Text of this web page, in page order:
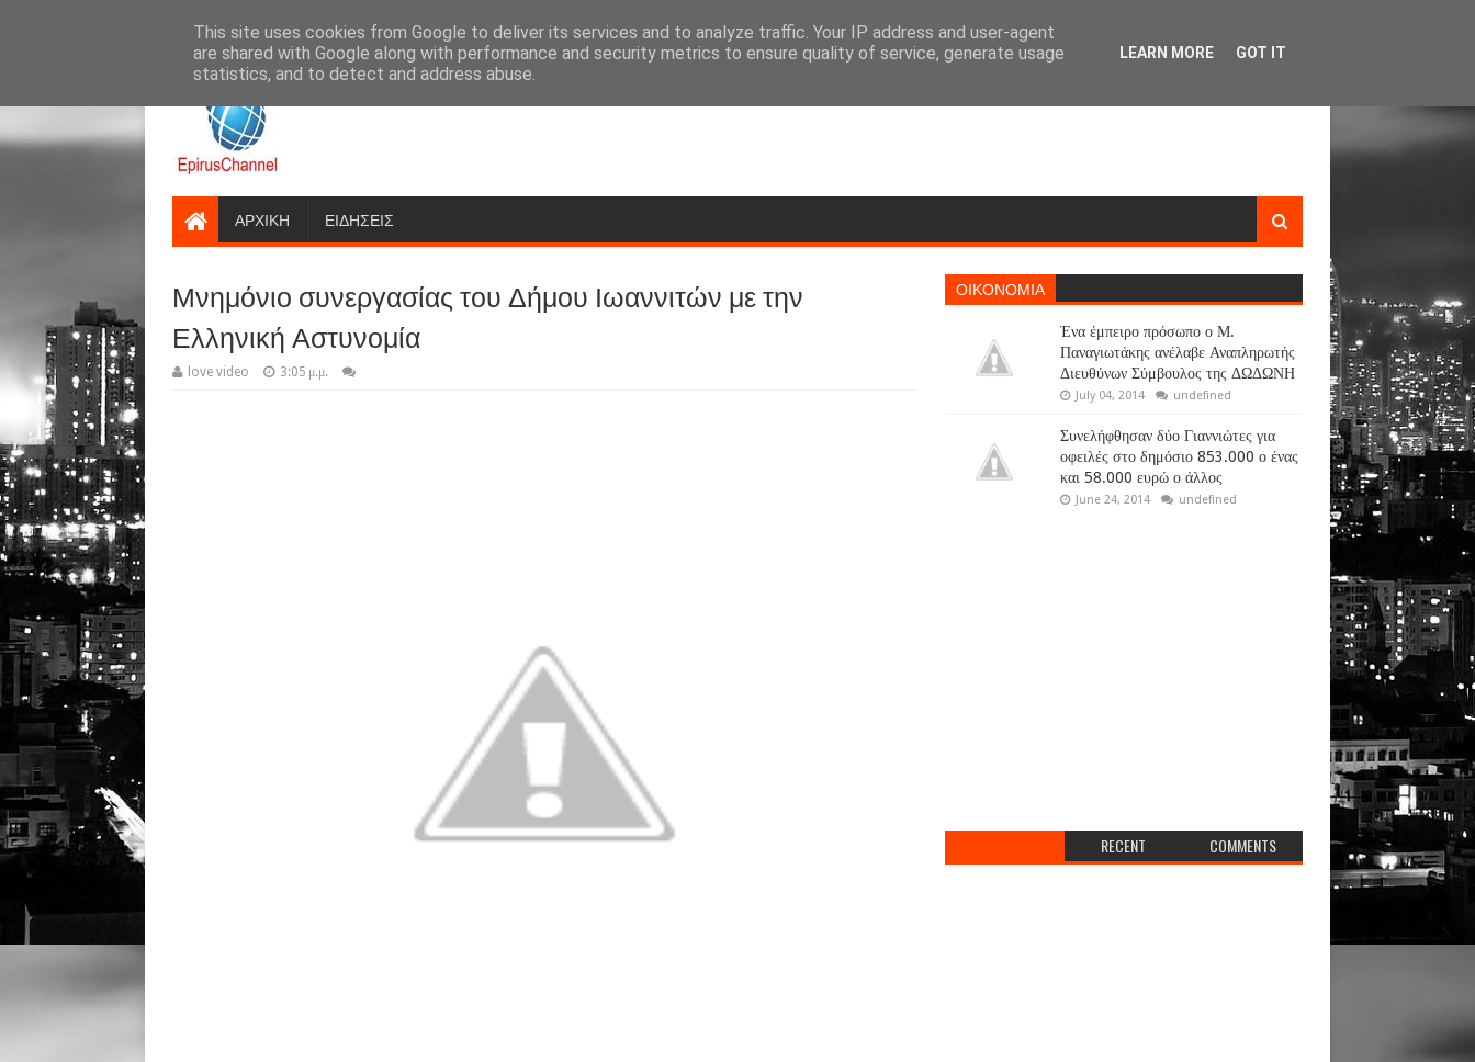
ΑΡΤΑ ΙΩΑΝΝΙΝΑ
Έγκυρη και εγκαιρη ενημέρωση
epiruschannel@gmail.com
ΑΡΧΙΚΗ ΕΙΔΗΣΕΙΣ
Μνημόνιο συνεργασίας του Δήμου Ιωαννιτών με την
Ελληνική Αστυνομία
love video 3:05 μ.μ.
ΟΙΚΟΝΟΜΙΑ
Ένα έμπειρο πρόσωπο ο Μ.
Παναγιωτάκης ανέλαβε Αναπληρωτής
Διευθύνων Σύμβουλος της ΔΩΔΩΝΗ
July 04, 2014 undefined
Συνελήφθησαν δύο Γιαννιώτες για
οφειλές στο δημόσιο 853.000 ο ένας
και 58.000 ευρώ ο άλλος
June 24, 2014 undefined
RECENT COMMENTS
This site uses cookies from Google to deliver its services and to analyze traffic. Your IP address and user-agent
are shared with Google along with performance and security metrics to ensure quality of service, generate usage
statistics, and to detect and address abuse.
LEARN MORE GOT IT